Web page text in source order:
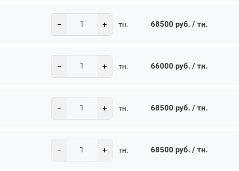
− + тн. 68500 руб. / тн.
− + тн. 66000 руб. / тн.
− + тн. 68500 руб. / тн.
− + тн. 68500 руб. / тн.